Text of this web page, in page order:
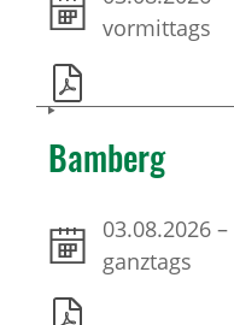
vormittags
Bamberg
03.08.2026 –
ganztags